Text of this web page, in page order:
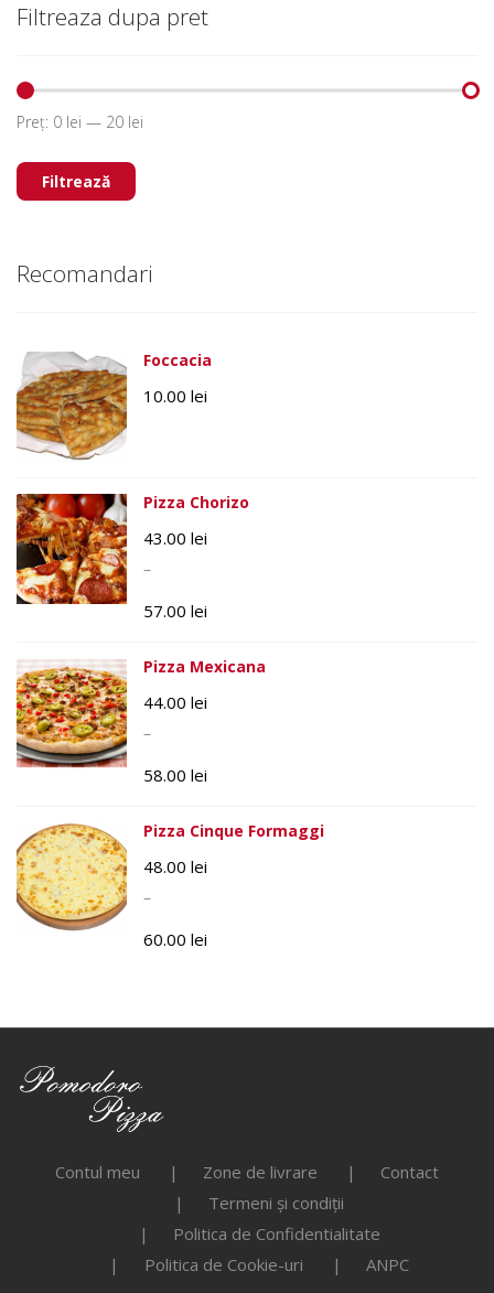
Filtreaza dupa pret
Filtrează
Preț: 0 lei — 20 lei
Recomandari
Foccacia
10.00 lei
Pizza Chorizo
43.00 lei
–
57.00 lei
Pizza Mexicana
44.00 lei
–
58.00 lei
Pizza Cinque Formaggi
48.00 lei
–
60.00 lei
Contul meu Zone de livrare
Contact
Termeni și condiții
Politica de Confidentialitate
Politica de Cookie-uri
ANPC